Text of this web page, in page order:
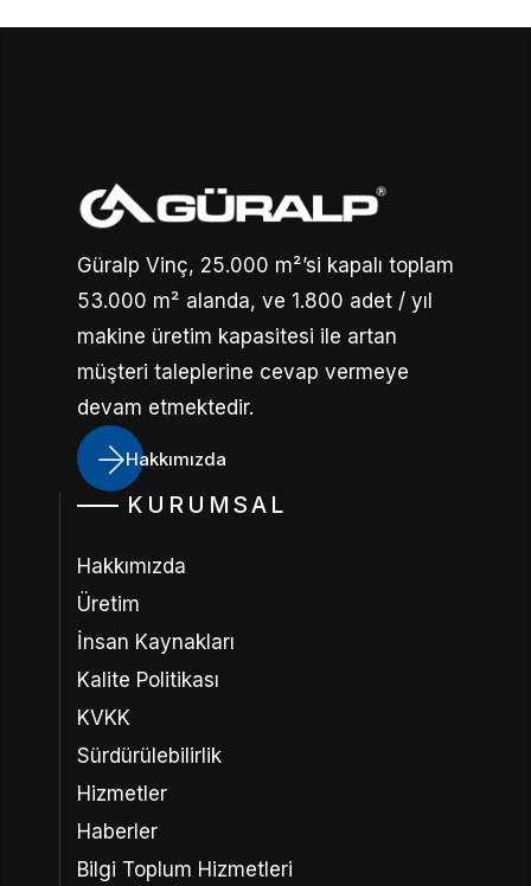
Güralp Vinç, 25.000 m²’si kapalı toplam
53.000 m² alanda, ve 1.800 adet / yıl
makine üretim kapasitesi ile artan
müşteri taleplerine cevap vermeye
devam etmektedir.
Hakkımızda
KURUMSAL
Hakkımızda
Üretim
İnsan Kaynakları
Kalite Politikası
KVKK
Sürdürülebilirlik
Hizmetler
Haberler
Bilgi Toplum Hizmetleri